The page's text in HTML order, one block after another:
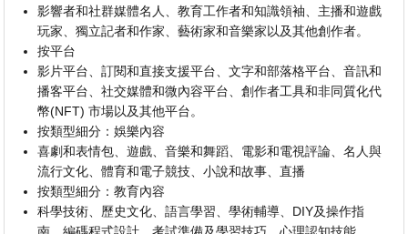
影響者和社群媒體名人、教育工作者和知識領袖、主播和遊戲
玩家、獨立記者和作家、藝術家和音樂家以及其他創作者。
按平台
影片平台、訂閱和直接支援平台、文字和部落格平台、音訊和
播客平台、社交媒體和微內容平台、創作者工具和非同質化代
幣(NFT) 市場以及其他平台。
按類型細分：娛樂內容
喜劇和表情包、遊戲、音樂和舞蹈、電影和電視評論、名人與
流行文化、體育和電子競技、小說和故事、直播
按類型細分：教育內容
科學技術、歷史文化、語言學習、學術輔導、DIY及操作指